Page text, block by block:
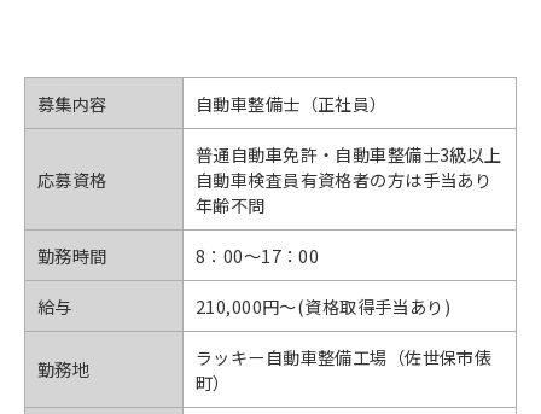
募集内容 自動車整備士（正社員）
応募資格
普通自動車免許・自動車整備士3級以上
自動車検査員有資格者の方は手当あり
年齢不問
勤務時間
8：00〜17：00
給与
210,000円〜(資格取得手当あり)
勤務地
ラッキー自動車整備工場（佐世保市俵
町）